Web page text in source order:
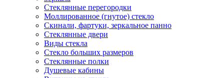
Стеклянные перегородки
Моллированное (гнутое) стекло
Скинали, фартуки, зеркальное панно
Стеклянные двери
Виды стекла
Стекло больших размеров
Стеклянные полки
Душевые кабины